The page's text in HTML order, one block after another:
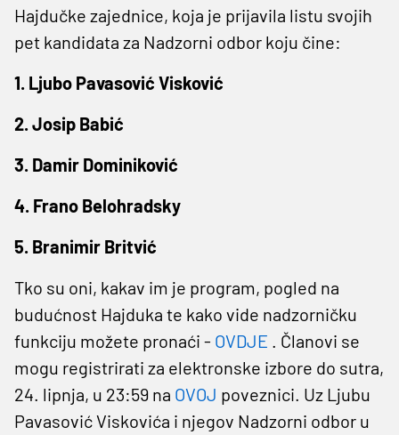
Hajdučke zajednice, koja je prijavila listu svojih
pet kandidata za Nadzorni odbor koju čine:
1. Ljubo Pavasović Visković
2. Josip Babić
3. Damir Dominiković
4. Frano Belohradsky
5. Branimir Britvić
Tko su oni, kakav im je program, pogled na
budućnost Hajduka te kako vide nadzorničku
funkciju možete pronaći - OVDJE . Članovi se
mogu registrirati za elektronske izbore do sutra,
24. lipnja, u 23:59 na OVOJ poveznici. Uz Ljubu
Pavasović Viskovića i njegov Nadzorni odbor u